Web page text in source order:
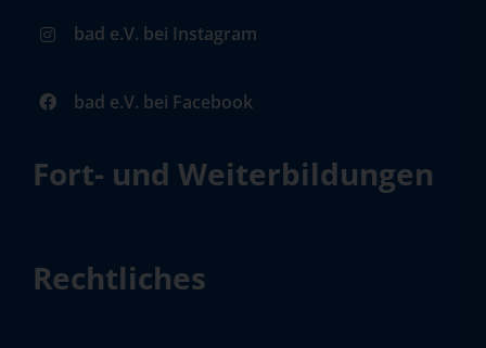
bad e.V. bei Instagram
bad e.V. bei Facebook
Fort- und Weiterbildungen
Rechtliches